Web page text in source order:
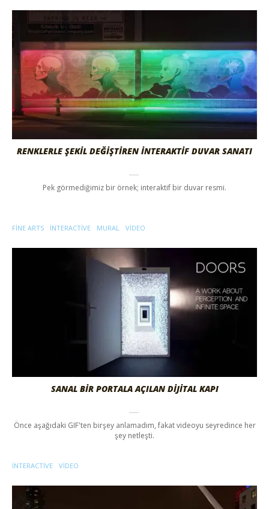
RENKLERLE ŞEKİL DEĞİŞTİREN İNTERAKTİF DUVAR SANATI
Pek görmediğimiz bir örnek; interaktif bir duvar resmi.
FINE ARTS INTERACTIVE MURAL VIDEO
SANAL BİR PORTALA AÇILAN DİJİTAL KAPI
Önce aşağıdaki GIF'ten birşey anlamadım, fakat videoyu seyredince her
şey netleşti.
INTERACTIVE VIDEO